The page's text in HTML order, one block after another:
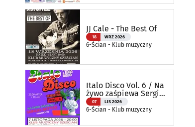
Ciechanowcu
JJ Cale - The Best Of
18 WRZ 2026
6-Ścian - Klub muzyczny
Italo Disco Vol. 6 / Na
żywo zaśpiewa Sergio
Bettas
07 LIS 2026
6-Ścian - Klub muzyczny